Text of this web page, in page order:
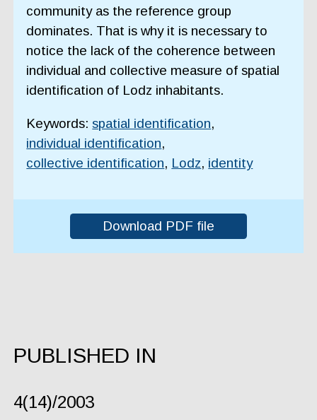
community as the reference group
dominates. That is why it is necessary to
notice the lack of the coherence between
individual and collective measure of spatial
identification of Lodz inhabitants.
Keywords: spatial identification,
individual identification,
collective identification, Lodz, identity
Download PDF file
PUBLISHED IN
4(14)/2003